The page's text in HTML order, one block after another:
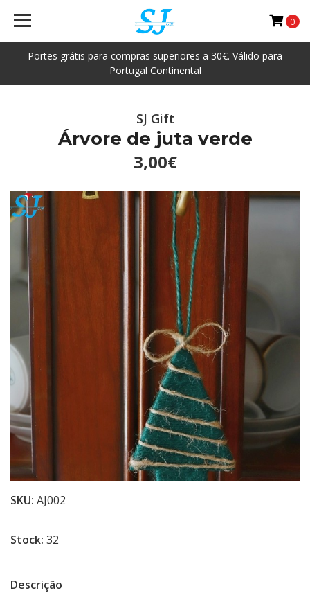
Portes grátis para compras superiores a 30€. Válido para
Portugal Continental
0
SJ Gift
Árvore de juta verde
3,00€
SKU: AJ002
Stock: 32
Descrição